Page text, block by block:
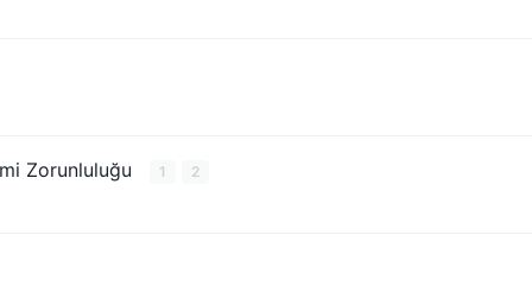
Zorunluluğu 1 2